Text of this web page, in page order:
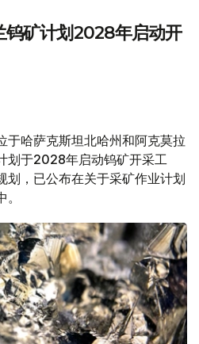
钨矿计划2028年启动开
于哈萨克斯坦北哈州和阿克莫拉
划于2028年启动钨矿开采工
划，已公布在关于采矿作业计划